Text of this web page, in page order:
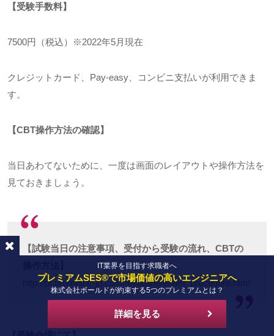
【受験手数料】
7500円（税込） ※2022年5月現在
クレジットカード、 Pay-easy 、コンビニ支払いが利用できま
す。
【CBT操作方法の確認】
当日あわてないために、一度は画面のレイアウトや操作方法を
見ておきましょう。
【試験当日の注意事項、受付から受験の流れ、CBTの
http://pf.prometric-jp.com/testlist/fe/exam_procedure.html
IT業界を目指す求職者へ
プレミアムSES®で市場価値の高いエンジニアへ
株式会社ボールドが約束する5つのプレミアムとは？
詳細を見る